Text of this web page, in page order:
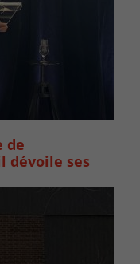
de
dévoile ses